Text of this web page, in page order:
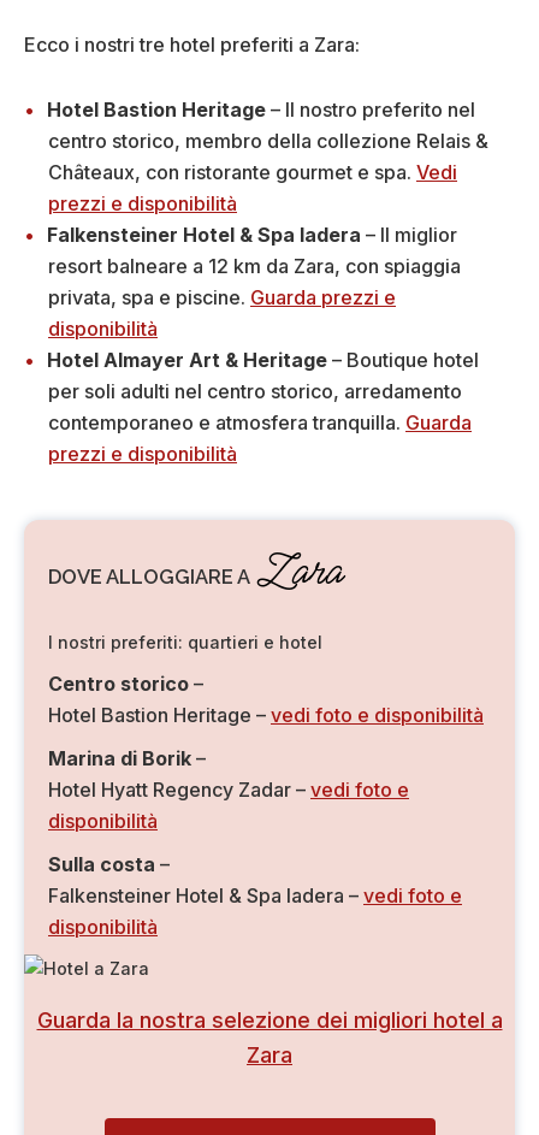
Ecco i nostri tre hotel preferiti a Zara:
Hotel Bastion Heritage – Il nostro preferito nel
centro storico, membro della collezione Relais &
Châteaux, con ristorante gourmet e spa. Vedi
prezzi e disponibilità
Falkensteiner Hotel & Spa Iadera – Il miglior
resort balneare a 12 km da Zara, con spiaggia
privata, spa e piscine. Guarda prezzi e
disponibilità
Hotel Almayer Art & Heritage – Boutique hotel
per soli adulti nel centro storico, arredamento
contemporaneo e atmosfera tranquilla. Guarda
prezzi e disponibilità
DOVE ALLOGGIARE A Zara
I nostri preferiti: quartieri e hotel
Centro storico –
Hotel Bastion Heritage – vedi foto e disponibilità
Marina di Borik –
Hotel Hyatt Regency Zadar – vedi foto e
disponibilità
Sulla costa –
Falkensteiner Hotel & Spa Iadera – vedi foto e
disponibilità
Guarda la nostra selezione dei migliori hotel a
Zara